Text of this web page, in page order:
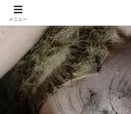
メニュー